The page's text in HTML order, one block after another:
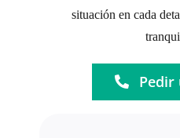
situación en cada
Pedir